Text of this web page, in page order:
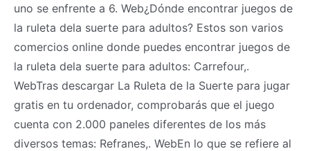
uno se enfrente a 6. Web¿Dónde encontrar juegos de
la ruleta dela suerte para adultos? Estos son varios
comercios online donde puedes encontrar juegos de
la ruleta dela suerte para adultos: Carrefour,.
WebTras descargar La Ruleta de la Suerte para jugar
gratis en tu ordenador, comprobarás que el juego
cuenta con 2.000 paneles diferentes de los más
diversos temas: Refranes,. WebEn lo que se refiere al